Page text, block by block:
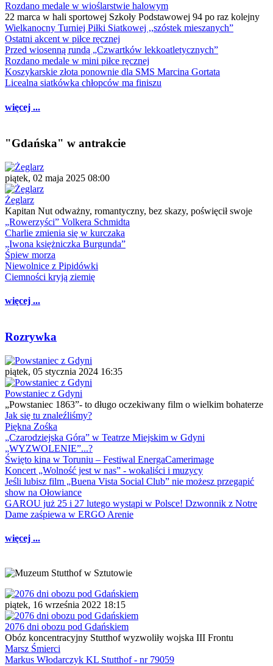
Rozdano medale w wioślarstwie halowym
22 marca w hali sportowej Szkoły Podstawowej 94 po raz kolejny
Wielkanocny Turniej Piłki Siatkowej ,,szóstek mieszanych”
Ostatni akcent w piłce ręcznej
Przed wiosenną rundą „Czwartków lekkoatletycznych”
Rozdano medale w mini piłce ręcznej
Koszykarskie złota ponownie dla SMS Marcina Gortata
Licealna siatkówka chłopców ma finiszu
więcej ...
"Gdańska" w antrakcie
piątek, 02 maja 2025 08:00
Żeglarz
Kapitan Nut odważny, romantyczny, bez skazy, poświęcił swoje
„Rowerzyści” Volkera Schmidta
Charlie zmienia się w kurczaka
„Iwona księżniczka Burgunda”
Śpiew morza
Niewolnice z Pipidówki
Ciemności kryją ziemię
więcej ...
Rozrywka
piątek, 05 stycznia 2024 16:35
Powstaniec z Gdyni
„Powstaniec 1863”- to długo oczekiwany film o wielkim bohaterze
Jak się tu znaleźliśmy?
Piękna Zośka
„Czarodziejska Góra” w Teatrze Miejskim w Gdyni
„WYZWOLENIE”...?
Święto kina w Toruniu – Festiwal EnergaCamerimage
Koncert „Wolność jest w nas” - wokaliści i muzycy
Jeśli lubisz film „Buena Vista Social Club” nie możesz przegapić
show na Ołowiance
GAROU już 25 i 27 lutego wystąpi w Polsce! Dzwonnik z Notre
Dame zaśpiewa w ERGO Arenie
więcej ...
piątek, 16 września 2022 18:15
2076 dni obozu pod Gdańskiem
Obóz koncentracyjny Stutthof wyzwoliły wojska III Frontu
Marsz Śmierci
Markus Włodarczyk KL Stutthof - nr 79059